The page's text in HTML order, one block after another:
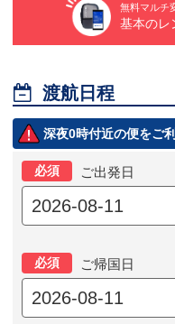
無料マルチ
基本のレ
 渡航日程
深夜0時付近の便をご
必須 ご出発日
必須 ご帰国日